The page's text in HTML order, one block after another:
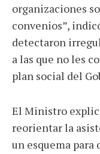
organizaciones
convenios”,
detectaron
a las que no les
plan social del
El Ministro
reorientar la
un esquema para